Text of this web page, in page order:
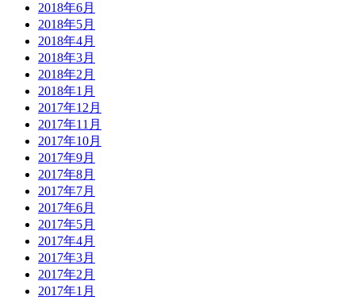
2018年6月
2018年5月
2018年4月
2018年3月
2018年2月
2018年1月
2017年12月
2017年11月
2017年10月
2017年9月
2017年8月
2017年7月
2017年6月
2017年5月
2017年4月
2017年3月
2017年2月
2017年1月